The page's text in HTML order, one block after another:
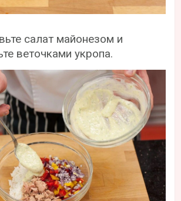
салат майонезом и
веточками укропа.